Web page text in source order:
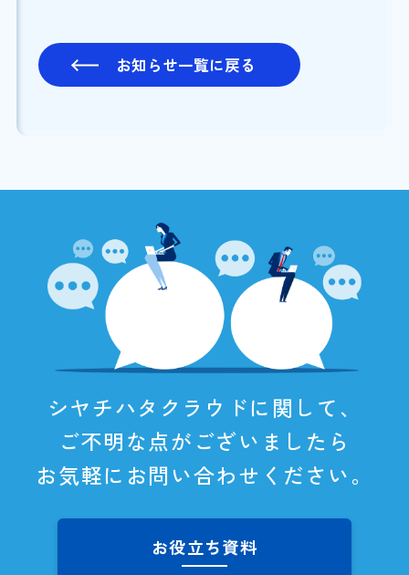
お知らせ一覧に戻る
シヤチハタクラウドに関して、
ご不明な点がございましたら
お気軽にお問い合わせください。
お役立ち資料